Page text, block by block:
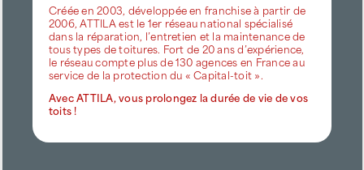
Créée en 2003, développée en franchise à partir de
2006, ATTILA est le 1er réseau national spécialisé
dans la réparation, l’entretien et la maintenance de
tous types de toitures. Fort de 20 ans d’expérience,
le réseau compte plus de 130 agences en France au
service de la protection du « Capital-toit ».
Avec ATTILA, vous prolongez la durée de vie de vos
toits !